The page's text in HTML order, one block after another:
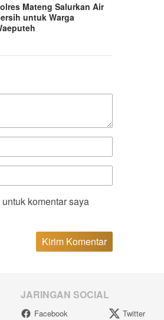
Mateng Salurkan Air
untuk Warga
komentar saya
JARINGAN SOCIAL
Facebook Twitter